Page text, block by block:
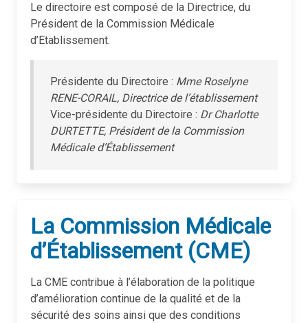
Le directoire est composé de la Directrice, du
Président de la Commission Médicale
d’Etablissement.
Présidente du Directoire : Mme Roselyne
RENE-CORAIL, Directrice de l’établissement
Vice-présidente du Directoire : Dr Charlotte
DURTETTE, Président de la Commission
Médicale d’Établissement
La Commission Médicale
d’Établissement (CME)
La CME contribue à l’élaboration de la politique
d’amélioration continue de la qualité et de la
sécurité des soins ainsi que des conditions